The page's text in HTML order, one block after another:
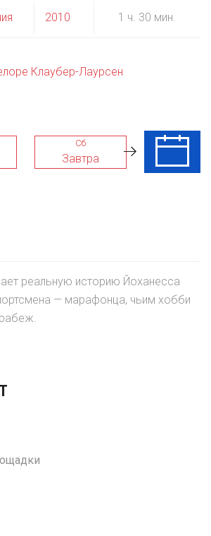
2010 1 ч. 30 мин.
Клаубер-Лаурсен
Сб
Завтра
Вс
реальную историю Йоханесса
— марафонца, чьим хобби